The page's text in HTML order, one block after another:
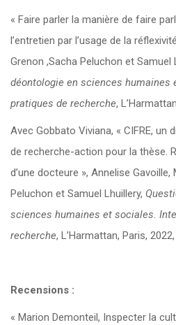
« Faire parler la manière de faire
l’entretien par l’usage de la
Grenon ,Sacha Peluchon et Samuel
déontologie en sciences humaines
pratiques de recherche,
Avec Gobbato Viviana, « CIFRE,
de recherche-action pour la thèse.
d’une docteure », Annelise Gavoille,
Peluchon et Samuel Lhuillery,
sciences humaines et sociales.
recherche, L’Harmattan, Paris,
Recensions :
« Marion Demonteil, Inspecter la